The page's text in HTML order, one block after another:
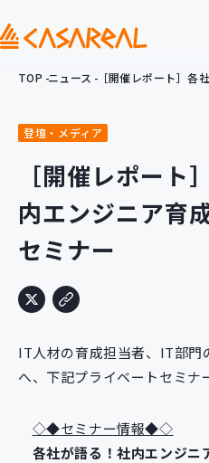
会社情報
サービス
プロダクト開発支援
クラウド導入支援
システム構築支援
研修サービス
カスタマイズコース
新規開発サービス
パッケージ開発
TOP ニュース ［開催レポート］各
登壇・メディア
［開催レポート
内エンジニア育
セミナー
IT人材の育成担当者、IT部門
へ、下記プライベートセミナ
◇◆セミナー情報◆◇
各社が語る！社内エンジニ